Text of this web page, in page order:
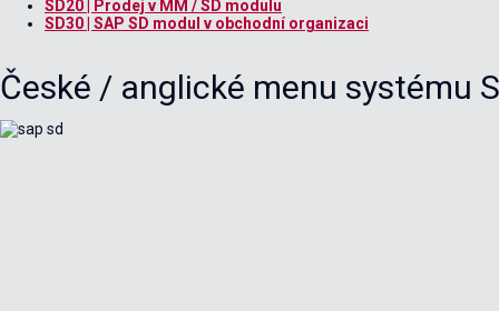
SD20 | Prodej v MM / SD modulu
SD30 | SAP SD modul v obchodní organizaci
České / anglické menu systému